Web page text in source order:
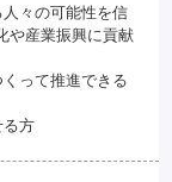
々の可能性を信
や産業振興に貢献
って推進できる
る方